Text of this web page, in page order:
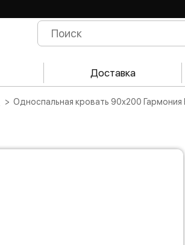
Доставка
Односпальная кровать 90х200